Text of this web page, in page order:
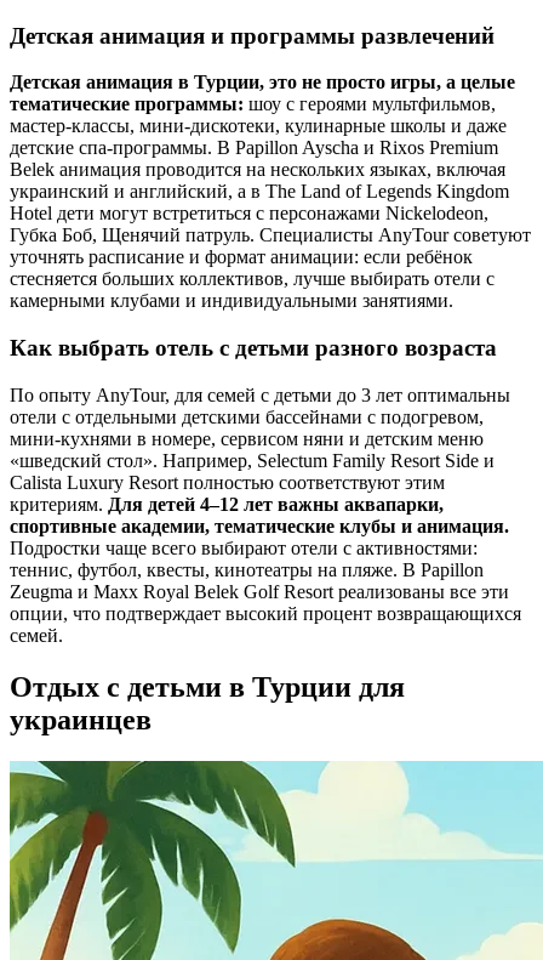
Детская анимация и программы развлечений
Детская анимация в Турции, это не просто игры, а целые
тематические программы: шоу с героями мультфильмов,
мастер-классы, мини-дискотеки, кулинарные школы и даже
детские спа-программы. В Papillon Ayscha и Rixos Premium
Belek анимация проводится на нескольких языках, включая
украинский и английский, а в The Land of Legends Kingdom
Hotel дети могут встретиться с персонажами Nickelodeon,
Губка Боб, Щенячий патруль. Специалисты AnyTour советуют
уточнять расписание и формат анимации: если ребёнок
стесняется больших коллективов, лучше выбирать отели с
камерными клубами и индивидуальными занятиями.
Как выбрать отель с детьми разного возраста
По опыту AnyTour, для семей с детьми до 3 лет оптимальны
отели с отдельными детскими бассейнами с подогревом,
мини-кухнями в номере, сервисом няни и детским меню
«шведский стол». Например, Selectum Family Resort Side и
Calista Luxury Resort полностью соответствуют этим
критериям. Для детей 4–12 лет важны аквапарки,
спортивные академии, тематические клубы и анимация.
Подростки чаще всего выбирают отели с активностями:
теннис, футбол, квесты, кинотеатры на пляже. В Papillon
Zeugma и Maxx Royal Belek Golf Resort реализованы все эти
опции, что подтверждает высокий процент возвращающихся
семей.
Отдых с детьми в Турции для
украинцев